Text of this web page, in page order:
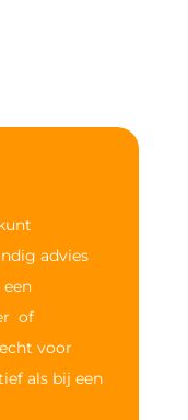
advies
of
voor
als bij een